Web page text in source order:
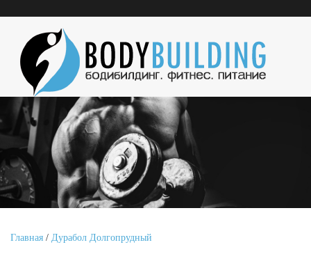
Главная / Дурабол Долгопрудный